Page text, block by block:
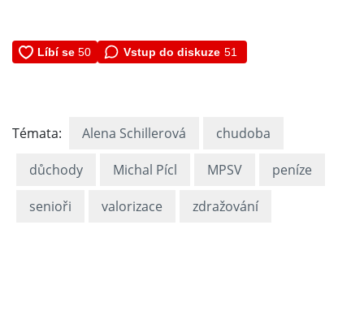
Vstup do diskuze 51
Témata: Alena Schillerová chudoba
důchody Michal Pícl MPSV peníze
senioři valorizace zdražování